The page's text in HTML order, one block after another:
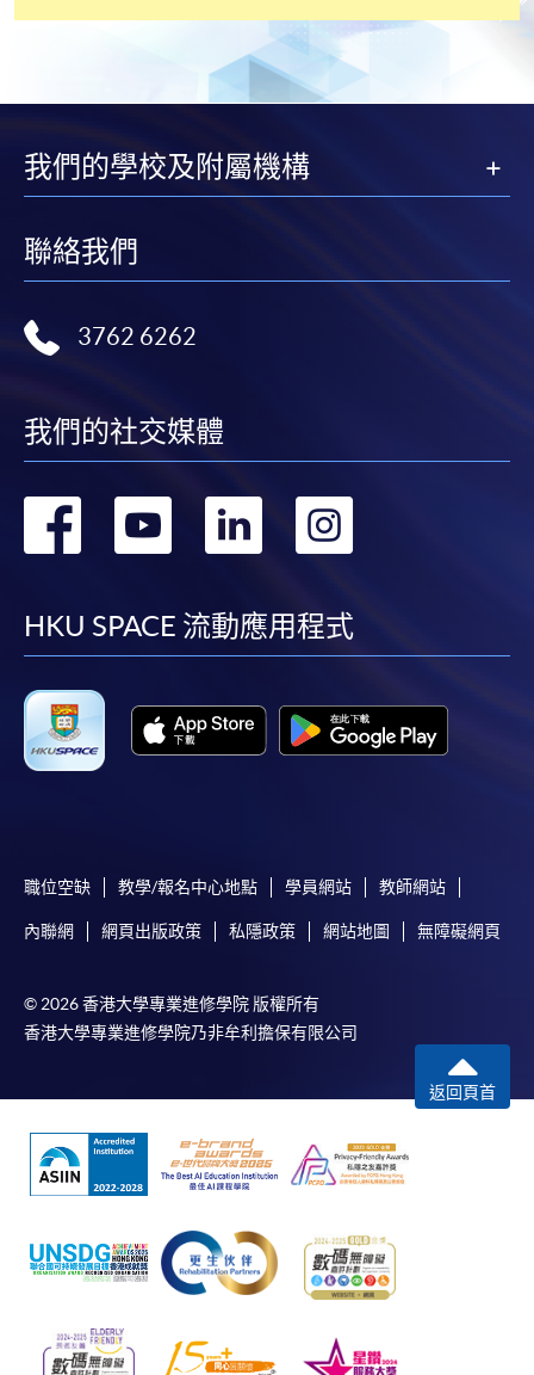
本學院為學院開設的其中一些課程提供在線服務的平台。雖然
本學院會力求在有關網頁上刊載的資訊正確和合時，但本學院
會保證下列各項：資訊並無侵犯版權，資訊可安全使用、資訊
本學院（包括其僱員及附屬機構）對你在網上付款而由下列原
因所導致的任何損失，一概不負責；上述原因包括：（1）由
款卡、智能卡或其他付款的設施時出現任何信息或資訊傳送的
失誤、延誤、中斷、中止、或限制（2）從付款的網關傳送而
（3）付款的網關在完成網上付款時出現的故障、失靈、或失
誤；（4）任何由付款的網關引起或與付款的網關相關的原
以上中文本純作參考之用，如內容與英文版本有任何歧義，一
切以英文版本為準。
申請人可親臨學院任何一所報名中心，以現金、「易
（Alipay） 繳付學費。
2. 支票或銀行本票
如以劃線支票或銀行本票繳付，抬頭請註明「香港大
學專業進修學院」。支票背面請寫上課程名稱及申請
人姓名。 閣下可：
親臨學院各報名中心遞交劃線支票、報名表格及有關
證明文件；
或可將上述文件一併寄交各報名中心，信封上請註明
「報讀課程」，惟學院對郵遞失誤而遺失的支票及個
人資料概不負責。
3. VISA / Mastercard
我們的學校及附屬機構
聯絡我們
3762 6262
我們的社交媒體
轉
facebook
轉
youtube
轉
linkedin
HKU SPACE 流動應用程式
職位空缺 教學/報名中心地點 學員網站 教師網站
內聯網 網頁出版政策 私隱政策 網站地圖 無障礙網頁
© 2026 香港大學專業進修學院 版權所有
香港大學專業進修學院乃非牟利擔保有限公司
返回頁首